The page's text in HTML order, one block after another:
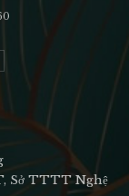
Sở TTTT Nghệ